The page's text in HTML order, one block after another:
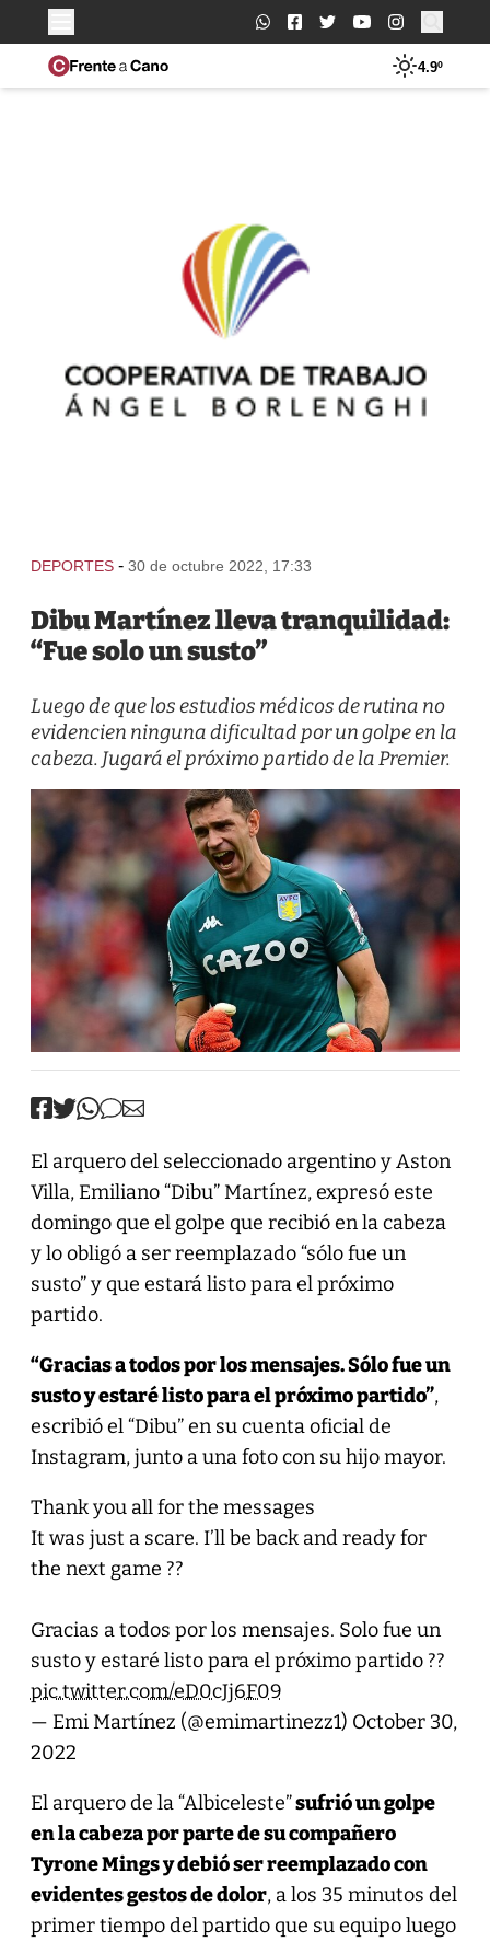
Buscar:
4.9º
DEPORTES - 30 de octubre 2022, 17:33
Dibu Martínez lleva tranquilidad:
“Fue solo un susto”
Luego de que los estudios médicos de rutina no
evidencien ninguna dificultad por un golpe en la
cabeza. Jugará el próximo partido de la Premier.
El arquero del seleccionado argentino y Aston
Villa, Emiliano “Dibu” Martínez, expresó este
domingo que el golpe que recibió en la cabeza
y lo obligó a ser reemplazado “sólo fue un
susto” y que estará listo para el próximo
partido.
“Gracias a todos por los mensajes. Sólo fue un
susto y estaré listo para el próximo partido”,
escribió el “Dibu” en su cuenta oficial de
Instagram, junto a una foto con su hijo mayor.
Thank you all for the messages
It was just a scare. I’ll be back and ready for
the next game ??
Gracias a todos por los mensajes. Solo fue un
susto y estaré listo para el próximo partido ??
pic.twitter.com/eD0cJj6F09
— Emi Martínez (@emimartinezz1) October 30,
2022
El arquero de la “Albiceleste”sufrió un golpe
en la cabeza por parte de su compañero
Tyrone Mings y debió ser reemplazado con
evidentes gestos de dolor, a los 35 minutos del
primer tiempo del partido que su equipo luego